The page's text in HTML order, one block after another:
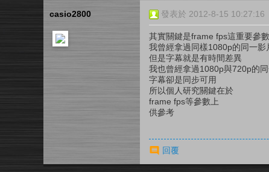
casio2800 發表於 2012-8-15 10:27:16
其實關鍵是frame fps這重要參數
我曾經拿過同樣1080p的同一影
但是字幕就是有時間差異
我也曾經拿過1080p與720p的
字幕卻是同步可用
所以個人研究關鍵在於
frame fps等參數上
供參考
回覆